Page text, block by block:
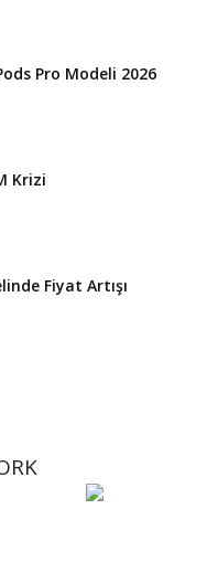
Pro Modeli 2026
Krizi
Fiyat Artışı